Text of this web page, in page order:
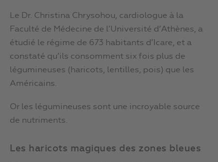
Le Dr. Christina Chrysohou, cardiologue à la
Faculté de Médecine de l’Université d’Athènes, a
étudié le régime de 673 habitants d’Icare, et a
constaté qu’ils consomment six fois plus de
légumineuses (haricots, lentilles, pois) que les
Américains.
Or les légumineuses sont une incroyable source
de nutriments.
Les haricots magiques des zones bleues